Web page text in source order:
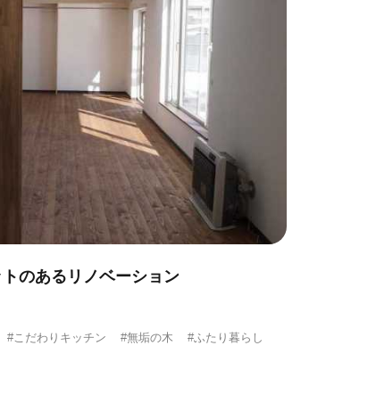
のあるリノベーション
#こだわりキッチン #無垢の木
#ふたり暮らし